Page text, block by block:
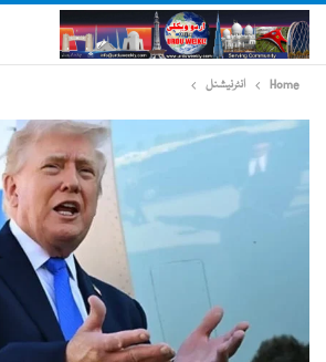
Home انٹرنیشنل